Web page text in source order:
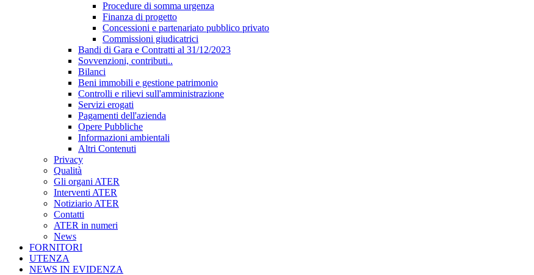
Procedure di somma urgenza
Finanza di progetto
Concessioni e partenariato pubblico privato
Commissioni giudicatrici
Bandi di Gara e Contratti al 31/12/2023
Sovvenzioni, contributi..
Bilanci
Beni immobili e gestione patrimonio
Controlli e rilievi sull'amministrazione
Servizi erogati
Pagamenti dell'azienda
Opere Pubbliche
Informazioni ambientali
Altri Contenuti
Privacy
Qualità
Gli organi ATER
Interventi ATER
Notiziario ATER
Contatti
ATER in numeri
News
FORNITORI
UTENZA
NEWS IN EVIDENZA